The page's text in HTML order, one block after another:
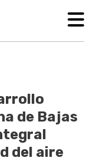
de Bajas
del aire